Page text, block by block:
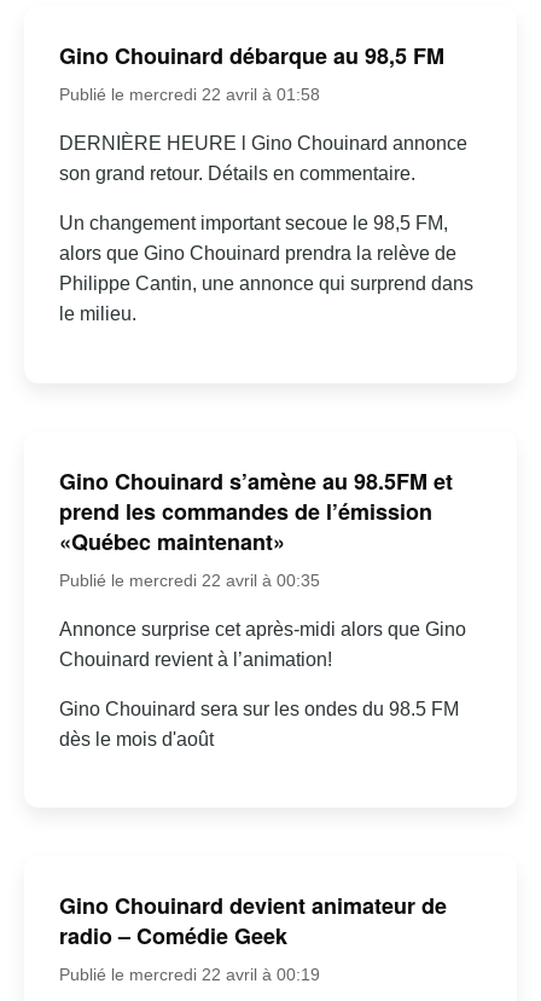
Gino Chouinard débarque au 98,5 FM
Publié le mercredi 22 avril à 01:58
DERNIÈRE HEURE l Gino Chouinard annonce
son grand retour. Détails en commentaire.
Un changement important secoue le 98,5 FM,
alors que Gino Chouinard prendra la relève de
Philippe Cantin, une annonce qui surprend dans
le milieu.
Gino Chouinard s’amène au 98.5FM et
prend les commandes de l’émission
«Québec maintenant»
Publié le mercredi 22 avril à 00:35
Annonce surprise cet après-midi alors que Gino
Chouinard revient à l’animation!
Gino Chouinard sera sur les ondes du 98.5 FM
dès le mois d'août
Gino Chouinard devient animateur de
radio – Comédie Geek
Publié le mercredi 22 avril à 00:19